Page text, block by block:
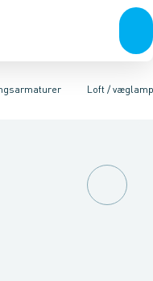
Tilbehør tilLoft /
Armaturer for vej og